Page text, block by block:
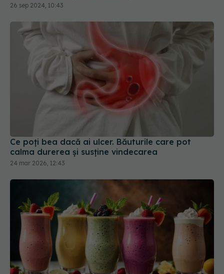
26 sep 2024, 10:43
Ce poți bea dacă ai ulcer. Băuturile care pot
calma durerea și susține vindecarea
24 mar 2026, 12:43